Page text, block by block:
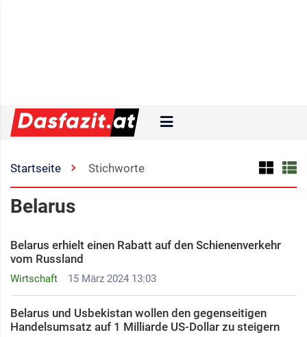
Startseite Stichworte
Belarus
Wirtschaft 15 März 2024 13:03
Belarus erhielt einen Rabatt auf den Schienenverkehr
vom Russland
Belarus und Usbekistan wollen den gegenseitigen
Handelsumsatz auf 1 Milliarde US-Dollar zu steigern